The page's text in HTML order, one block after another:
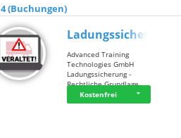
(Buchungen)
Ladungssicherung
Advanced Training
Technologies GmbH
Ladungssicherung -
Rechtliche Grundlage…
Kostenfrei